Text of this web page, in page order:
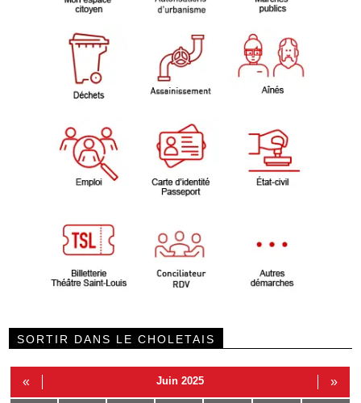
SORTIR DANS LE CHOLETAIS
« Juin 2025 »